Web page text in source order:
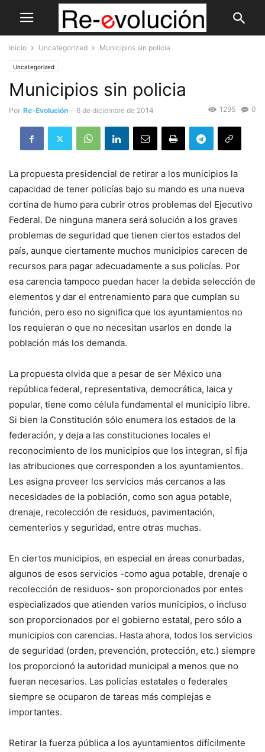
Inicio Uncategorized Municipios sin policia
Uncategorized
Municipios sin policia
Por Re-Evolución - 6 de diciembre de 2014 0
1295
La propuesta presidencial de retirar a los municipios la
capacidad de tener policías bajo su mando es una nueva
cortina de humo para cubrir otros problemas del Ejecutivo
Federal. De ninguna manera será solución a los graves
problemas de seguridad que tienen ciertos estados del
país, aunque ciertamente muchos municipios carecen de
recursos para pagar adecuadamente a sus policías. Por
esa carencia tampoco puedan hacer la debida selección de
elementos y dar el entrenamiento para que cumplan su
función, pero eso no significa que los ayuntamientos no
los requieran o que no necesitan usarlos en donde la
población más los demanda.
La propuesta olvida que a pesar de ser México una
república federal, representativa, democrática, laica y
popular, tiene como célula fundamental el municipio libre.
Si bien la Constitución sólo enumera los estados de la
federación, y deja a las constituciones locales el
reconocimiento de los municipios que los integran, sí fija
las atribuciones que corresponden a los ayuntamientos.
Les asigna proveer los servicios más cercanos a las
necesidades de la población, como son agua potable,
drenaje, recolección de residuos, pavimentación,
cementerios y seguridad, entre otras muchas.
En ciertos municipios, en especial en áreas conurbadas,
algunos de esos servicios -como agua potable, drenaje o
recolección de residuos- son proporcionados por entes
especializados que atienden varios municipios, o incluso
son proporcionados por el gobierno estatal, pero sólo a
municipios con carencias. Hasta ahora, todos los servicios
de seguridad (orden, prevención, protección, etc.) siempre
los proporcionó la autoridad municipal a menos que no
fueran necesarios. Las policías estatales o federales
siempre se ocuparon de tareas más complejas e
importantes.
Retirar la fuerza pública a los ayuntamientos difícilmente